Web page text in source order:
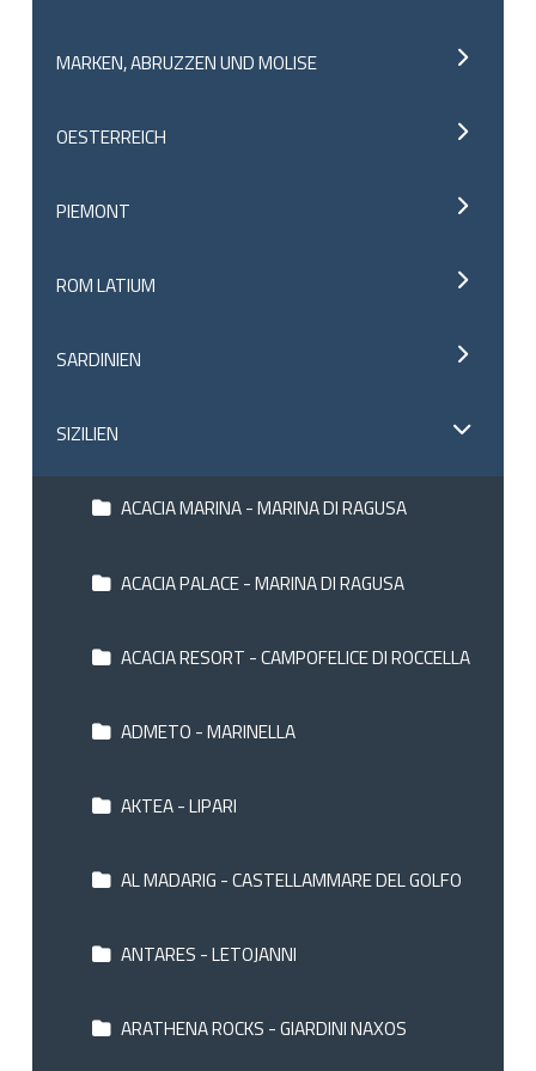
MARKEN, ABRUZZEN UND MOLISE
OESTERREICH
PIEMONT
ROM LATIUM
SARDINIEN
SIZILIEN
ACACIA MARINA - MARINA DI RAGUSA
ACACIA PALACE - MARINA DI RAGUSA
ACACIA RESORT - CAMPOFELICE DI ROCCELLA
ADMETO - MARINELLA
AKTEA - LIPARI
AL MADARIG - CASTELLAMMARE DEL GOLFO
ANTARES - LETOJANNI
ARATHENA ROCKS - GIARDINI NAXOS